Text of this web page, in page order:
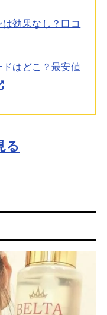
は効果なし？口コ
はどこ？最安値
る